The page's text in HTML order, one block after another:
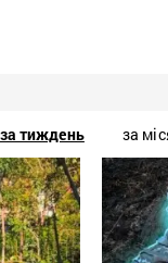
за тиждень за